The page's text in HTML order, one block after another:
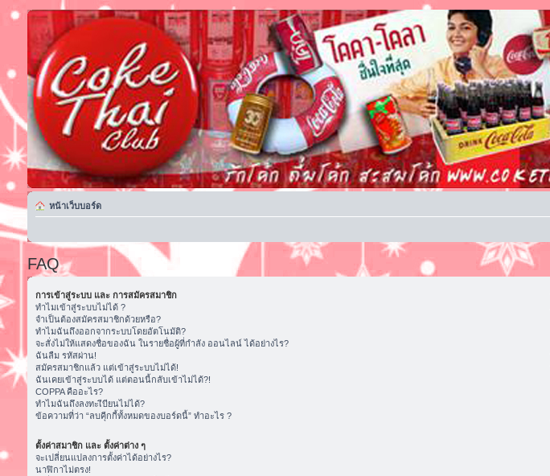
หน้าเว็บบอร์ด
FAQ
การเข้าสู่ระบบ และ การสมัครสมาชิก
ทำไมเข้าสู่ระบบไม่ได้ ?
จำเป็นต้องสมัครสมาชิกด้วยหรือ?
ทำไมฉันถึงออกจากระบบโดยอัตโนมัติ?
จะสั่งไม่ให้แสดงชื่อของฉัน ในรายชื่อผู้ที่กำลัง ออนไลน์ ได้อย่างไร?
ฉันลืม รหัสผ่าน!
สมัครสมาชิกแล้ว แต่เข้าสู่ระบบไม่ได้!
ฉันเคยเข้าสู่ระบบได้ แต่ตอนนี้กลับเข้าไม่ได้?!
COPPA คืออะไร?
ทำไมฉันถึงลงทะเีบียนไม่ได้?
ข้อความที่ว่า “ลบคุีกกี้ทั้งหมดของบอร์ดนี้” ทำอะไร ?
ตั้งค่าสมาชิก และ ตั้งค่าต่าง ๆ
จะเปลี่ยนแปลงการตั้งค่าได้อย่างไร?
นาฬิกาไม่ตรง!